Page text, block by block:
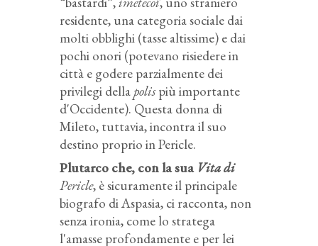
residente, una categoria sociale dai
molti obblighi (tasse altissime) e dai
pochi onori (potevano risiedere in
città e godere parzialmente dei
privilegi della polispiù importante
d'Occidente). Questa donna di
Mileto, tuttavia, incontra il suo
destino proprio in Pericle.
Plutarco che, con la sua Vita di
Pericle, è sicuramente il principale
biografo di Aspasia, ci racconta, non
senza ironia, come lo stratega
l'amasse profondamente e per lei